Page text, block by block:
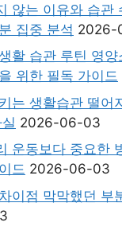
않는 이유와 습관
집중 분석 2026-
활 습관 루틴 영양
위한 필독 가이드
는 생활습관 떨어
2026-06-03
운동보다 중요한
드 2026-06-03
이점 막막했던 부